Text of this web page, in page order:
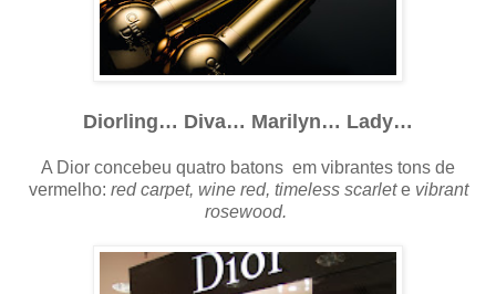
Diorling… Diva… Marilyn… Lady…
A Dior concebeu quatro batons em vibrantes tons de
vermelho: red carpet, wine red, timeless scarletevibrant
rosewood.